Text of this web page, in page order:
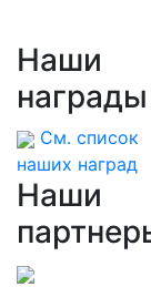
Наши
награды
См. список
наших наград
Наши